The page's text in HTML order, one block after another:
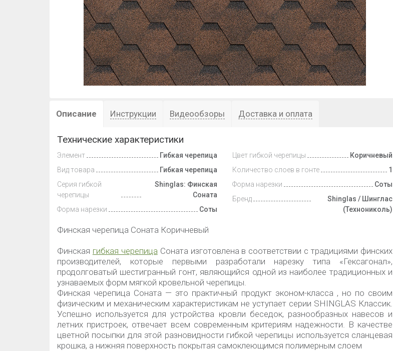
Описание Инструкции Видеообзоры Доставка и оплата
Технические характеристики
Элемент
Гибкая черепица
Вид товара
Гибкая черепица
Серия гибкой
черепицы
Shinglas: Финская
Соната
Форма нарезки
Соты
Цвет гибкой черепицы
Коричневый
Количество слоев в гонте
1
Форма нарезки
Соты
Бренд
Shinglas / Шинглас
(Технониколь)
Финская черепица Соната Коричневый
Финская гибкая черепицаСоната изготовлена в соответствии с традициями финских
производителей, которые первыми разработали нарезку типа «Гексагонал»,
продолговатый шестигранный гонт, являющийся одной из наиболее традиционных и
узнаваемых форм мягкой кровельной черепицы.
Финская черепица Соната — это практичный продукт эконом-класса , но по своим
физическим и механическим характеристикам не уступает серии SHINGLAS Классик.
Успешно используется для устройства кровли беседок, разнообразных навесов и
летних пристроек, отвечает всем современным критериям надежности. В качестве
цветной посыпки для этой разновидности гибкой черепицы используется сланцевая
крошка, а нижняя поверхность покрытая самоклеющимся полимерным слоем